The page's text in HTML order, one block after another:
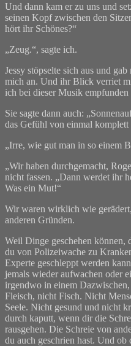
Und dann kam er zu uns und
seinen Kopf zwischen den
hört ihr Schönes?“
„Zeug.“, sagte ich.
Jessy stöpselte sich aus und
mich an. Und ihr Blick verriet
ich bei dieser Musik empfunden
Sie sagte dann auch:
das Gefühl von einmal komplett
„Irre, wie gut man in so einem
„Wir haben durchgemacht,
nicht fassen. „Dann werdet ihr
Was ein Mut!“
Wir waren wirklich wie
anderen Gründen.
Weil Dinge geschehen können,
du von Polizeiwache zu
Experte geschleppt werden
jemals wieder aufwachen oder
irgendwo in einem
Fleisch, nicht Fisch. Nicht
Seele. Nicht gesund und nicht
durch kaputt, wenn dir die
rausgehen. Die Schreie von
du auch geschrien hast. Und ob